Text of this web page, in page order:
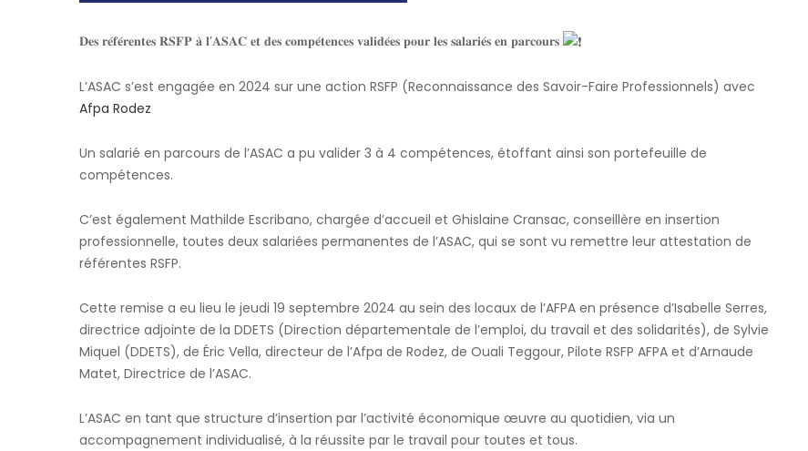
𝐃𝐞𝐬 𝐫𝐞́𝐟𝐞́𝐫𝐞𝐧𝐭𝐞𝐬 𝐑𝐒𝐅𝐏 𝐚̀ 𝐥’𝐀𝐒𝐀𝐂 𝐞𝐭 𝐝𝐞𝐬 𝐜𝐨𝐦𝐩𝐞́𝐭𝐞𝐧𝐜𝐞𝐬 𝐯𝐚𝐥𝐢𝐝𝐞́𝐞𝐬 𝐩𝐨𝐮𝐫 𝐥𝐞𝐬 𝐬𝐚𝐥𝐚𝐫𝐢𝐞́𝐬 𝐞𝐧 𝐩𝐚𝐫𝐜𝐨𝐮𝐫𝐬
L’ASAC s’est engagée en 2024 sur une action RSFP (Reconnaissance des Savoir-Faire Professionnels) avec
Afpa Rodez
Un salarié en parcours de l’ASAC a pu valider 3 à 4 compétences, étoffant ainsi son portefeuille de
compétences.
C’est également Mathilde Escribano, chargée d’accueil et Ghislaine Cransac, conseillère en insertion
professionnelle, toutes deux salariées permanentes de l’ASAC, qui se sont vu remettre leur attestation de
référentes RSFP.
Cette remise a eu lieu le jeudi 19 septembre 2024 au sein des locaux de l’AFPA en présence d’Isabelle Serres,
directrice adjointe de la DDETS (Direction départementale de l’emploi, du travail et des solidarités), de Sylvie
Miquel (DDETS), de Éric Vella, directeur de l’Afpa de Rodez, de Ouali Teggour, Pilote RSFP AFPA et d’Arnaude
Matet, Directrice de l’ASAC.
L’ASAC en tant que structure d’insertion par l’activité économique œuvre au quotidien, via un
accompagnement individualisé, à la réussite par le travail pour toutes et tous.